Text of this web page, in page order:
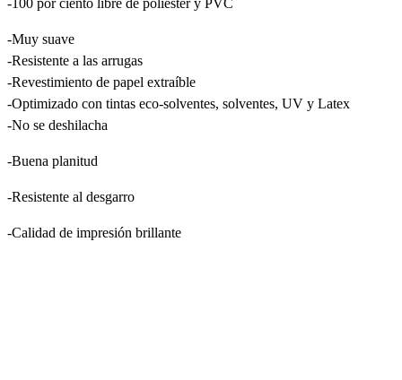
-Muy suave
-Resistente a las arrugas
-Revestimiento de papel extraíble
-Optimizado con tintas eco-solventes, solventes, UV y Latex
-No se deshilacha
-Buena planitud
-Resistente al desgarro
-Calidad de impresión brillante